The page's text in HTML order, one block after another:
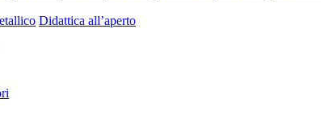
Didattica all’aperto